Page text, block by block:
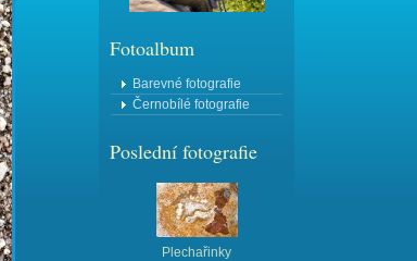
Fotoalbum
Barevné fotografie
Černobílé fotografie
Poslední fotografie
Plechařinky